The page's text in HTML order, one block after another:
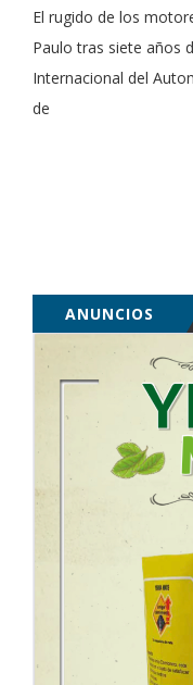
El rugido de los
Paulo tras siete años
Internacional del
de
ANUNCIOS